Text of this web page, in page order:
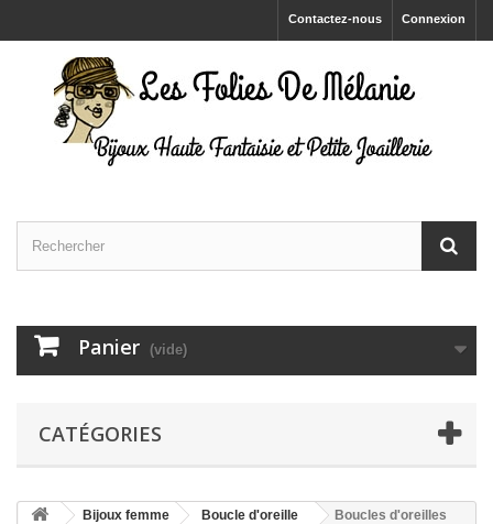
Connexion
Contactez-nous
Panier (vide)
CATÉGORIES
Bijoux femme Boucle d'oreille
Boucles d'oreilles